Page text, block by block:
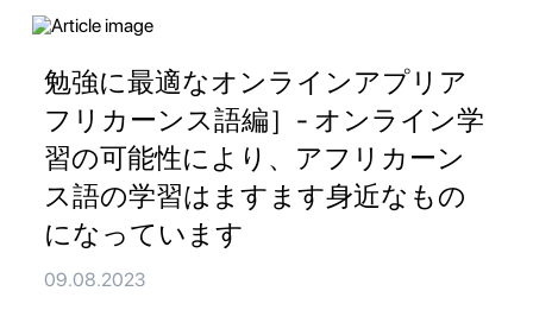
勉強に最適なオンラインアプリア
フリカーンス語編］- オンライン学
習の可能性により、アフリカーン
ス語の学習はますます身近なもの
になっています
09.08.2023